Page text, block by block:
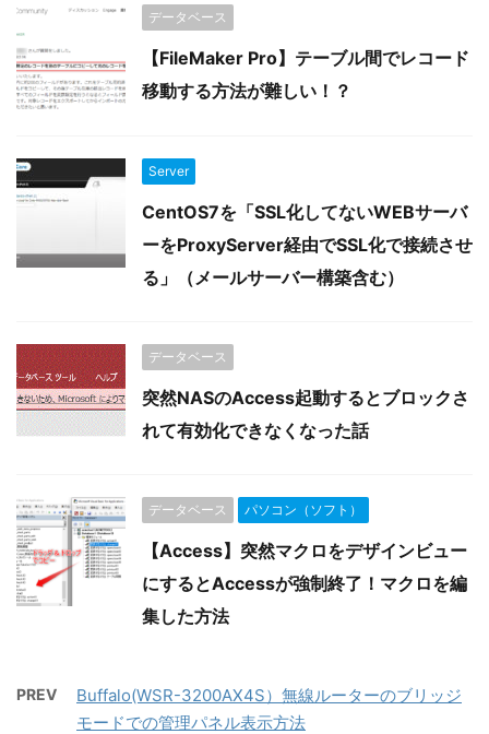
データベース
【FileMaker Pro】テーブル間でレコード
移動する方法が難しい！？
Server
CentOS7を「SSL化してないWEBサーバ
ーをProxyServer経由でSSL化で接続させ
る」（メールサーバー構築含む）
データベース
突然NASのAccess起動するとブロックさ
れて有効化できなくなった話
データベース パソコン（ソフト）
【Access】突然マクロをデザインビュー
にするとAccessが強制終了！マクロを編
集した方法
PREV
Buffalo(WSR-3200AX4S）無線ルーターのブリッジ
モードでの管理パネル表示方法